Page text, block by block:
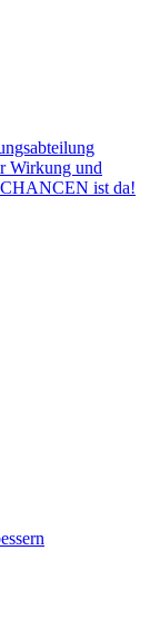
Wirkung und
ist da!